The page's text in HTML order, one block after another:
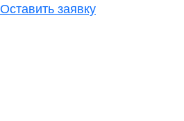
Оставить заявку